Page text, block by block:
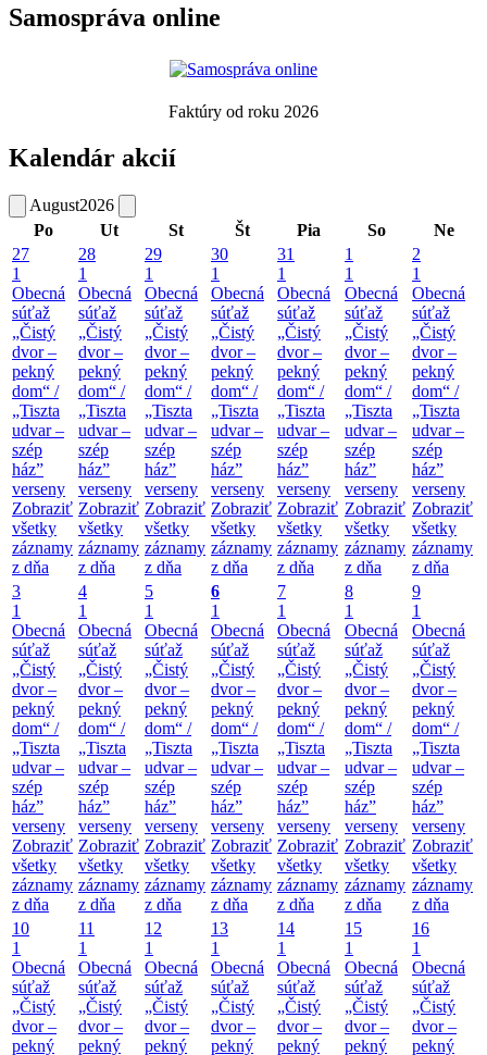
Samospráva online
Faktúry od roku 2026
Kalendár akcií
August2026
Po
Ut St Št Pia So
Ne
27
1
Obecná
súťaž
„Čistý
dvor –
pekný
dom“ /
„Tiszta
udvar –
szép
ház”
verseny
Zobraziť
všetky
záznamy
z dňa
28
1
Obecná
súťaž
„Čistý
dvor –
pekný
dom“ /
„Tiszta
udvar –
szép
ház”
verseny
Zobraziť
všetky
záznamy
z dňa
29
1
Obecná
súťaž
„Čistý
dvor –
pekný
dom“ /
„Tiszta
udvar –
szép
ház”
verseny
Zobraziť
všetky
záznamy
z dňa
30
1
Obecná
súťaž
„Čistý
dvor –
pekný
dom“ /
„Tiszta
udvar –
szép
ház”
verseny
Zobraziť
všetky
záznamy
z dňa
31
1
Obecná
súťaž
„Čistý
dvor –
pekný
dom“ /
„Tiszta
udvar –
szép
ház”
verseny
Zobraziť
všetky
záznamy
z dňa
1
1
Obecná
súťaž
„Čistý
dvor –
pekný
dom“ /
„Tiszta
udvar –
szép
ház”
verseny
Zobraziť
všetky
záznamy
z dňa
2
1
Obecná
súťaž
„Čistý
dvor –
pekný
dom“ /
„Tiszta
udvar –
szép
ház”
verseny
Zobraziť
všetky
záznamy
z dňa
3
1
Obecná
súťaž
„Čistý
dvor –
pekný
dom“ /
„Tiszta
udvar –
szép
ház”
verseny
Zobraziť
všetky
záznamy
z dňa
4
1
Obecná
súťaž
„Čistý
dvor –
pekný
dom“ /
„Tiszta
udvar –
szép
ház”
verseny
Zobraziť
všetky
záznamy
z dňa
5
1
Obecná
súťaž
„Čistý
dvor –
pekný
dom“ /
„Tiszta
udvar –
szép
ház”
verseny
Zobraziť
všetky
záznamy
z dňa
6
1
Obecná
súťaž
„Čistý
dvor –
pekný
dom“ /
„Tiszta
udvar –
szép
ház”
verseny
Zobraziť
všetky
záznamy
z dňa
7
1
Obecná
súťaž
„Čistý
dvor –
pekný
dom“ /
„Tiszta
udvar –
szép
ház”
verseny
Zobraziť
všetky
záznamy
z dňa
8
1
Obecná
súťaž
„Čistý
dvor –
pekný
dom“ /
„Tiszta
udvar –
szép
ház”
verseny
Zobraziť
všetky
záznamy
z dňa
9
1
Obecná
súťaž
„Čistý
dvor –
pekný
dom“ /
„Tiszta
udvar –
szép
ház”
verseny
Zobraziť
všetky
záznamy
z dňa
10
1
Obecná
súťaž
„Čistý
dvor –
pekný
11
1
Obecná
súťaž
„Čistý
dvor –
pekný
12
1
Obecná
súťaž
„Čistý
dvor –
pekný
13
1
Obecná
súťaž
„Čistý
dvor –
pekný
14
1
Obecná
súťaž
„Čistý
dvor –
pekný
15
1
Obecná
súťaž
„Čistý
dvor –
pekný
16
1
Obecná
súťaž
„Čistý
dvor –
pekný